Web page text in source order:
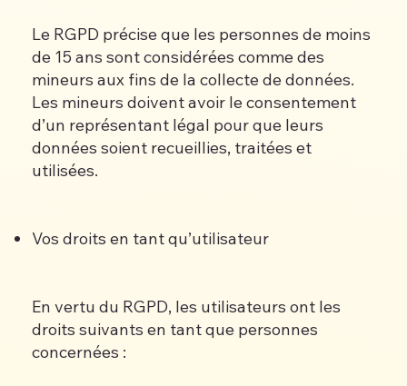
Le RGPD précise que les personnes de moins
de 15 ans sont considérées comme des
mineurs aux fins de la collecte de données.
Les mineurs doivent avoir le consentement
d’un représentant légal pour que leurs
données soient recueillies, traitées et
utilisées.
Vos droits en tant qu’utilisateur
En vertu du RGPD, les utilisateurs ont les
droits suivants en tant que personnes
concernées :